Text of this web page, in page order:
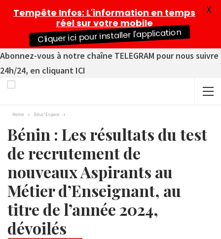
Abonnez-vous à notre chaîne TELEGRAM pour nous suivre
24h/24, en cliquant ICI
Home Educ'Espace
Bénin : Les résultats du test
de recrutement de
nouveaux Aspirants au
Métier d’Enseignant, au
titre de l’année 2024,
dévoilés
Tempête Infos: L'information en temps
réel sur votre mobile
Cliquer ici pour installer l'application
X